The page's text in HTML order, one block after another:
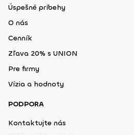
Úspešné príbehy
O nás
Cenník
Zľava 20% s UNION
Pre firmy
Vízia a hodnoty
PODPORA
Kontaktujte nás